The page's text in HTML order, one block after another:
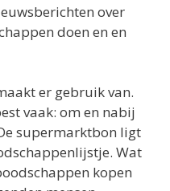
over
doen en en
er gebruik van.
vaak: om en nabij
supermarktbon ligt
Wat
kopen